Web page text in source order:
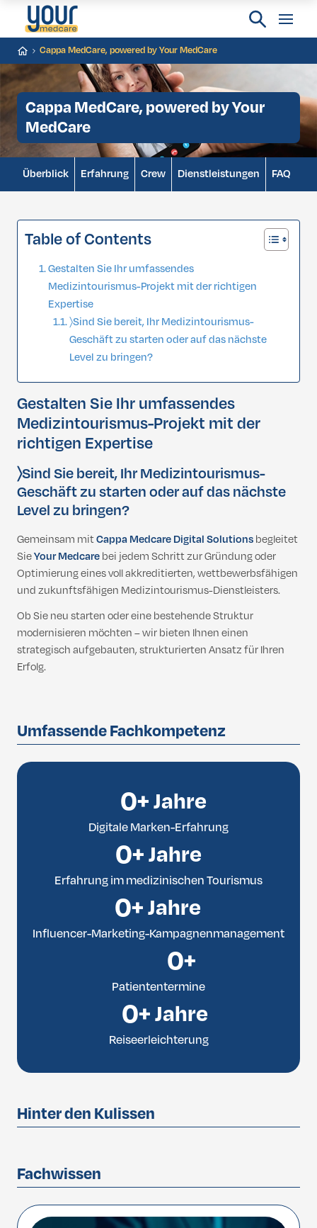
Cappa MedCare, powered by Your MedCare
Cappa MedCare, powered by Your
MedCare
Überblick Erfahrung Crew Dienstleistungen FAQ
Table of Contents
Gestalten Sie Ihr umfassendes
Medizintourismus-Projekt mit der richtigen
Expertise
〉Sind Sie bereit, Ihr Medizintourismus-
Geschäft zu starten oder auf das nächste
Level zu bringen?
Gestalten Sie Ihr umfassendes
Medizintourismus-Projekt mit der
richtigen Expertise
〉Sind Sie bereit, Ihr Medizintourismus-
Geschäft zu starten oder auf das nächste
Level zu bringen?
Gemeinsam mitCappa Medcare Digital Solutionsbegleitet
SieYour Medcarebei jedem Schritt zur Gründung oder
Optimierung eines voll akkreditierten, wettbewerbsfähigen
und zukunftsfähigen Medizintourismus-Dienstleisters.
Ob Sie neu starten oder eine bestehende Struktur
modernisieren möchten – wir bieten Ihnen einen
strategisch aufgebauten, strukturierten Ansatz für Ihren
Erfolg.
Umfassende Fachkompetenz
0+ Jahre
Digitale Marken-Erfahrung
0+ Jahre
Erfahrung im medizinischen Tourismus
0+ Jahre
Influencer-Marketing-Kampagnenmanagement
0+
Patiententermine
0+ Jahre
Reiseerleichterung
Hinter den Kulissen
Fachwissen